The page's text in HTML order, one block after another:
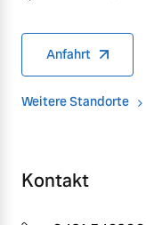
Anfahrt
Weitere Standorte
Kontakt